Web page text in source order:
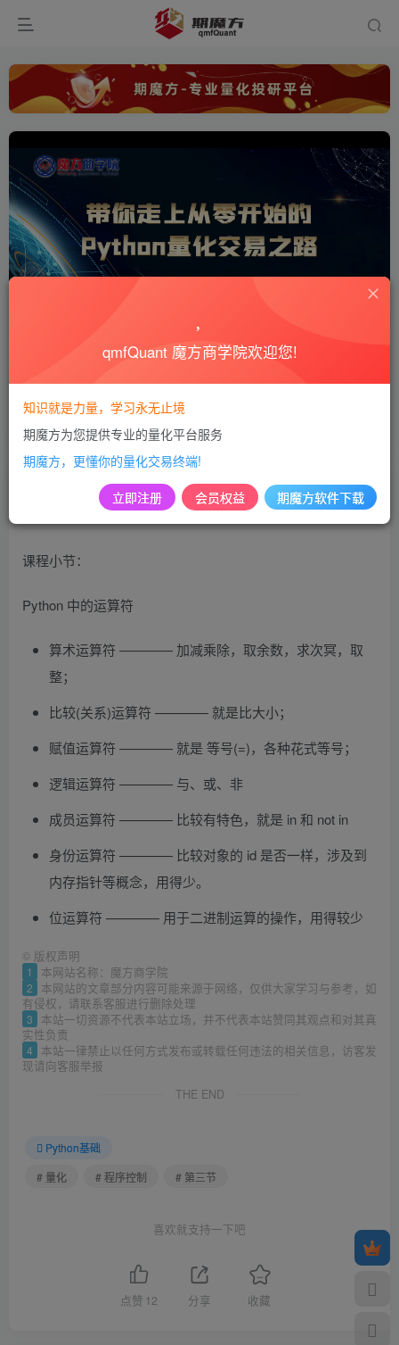
【量化培训】第三节：Python的基本数据类型
和运算符（下）
期魔方站长
2年前更新
关注 私信
课程小节：
Python 中的运算符
算术运算符 ———— 加减乘除，取余数，求次冥，取
整；
比较(关系)运算符 ———— 就是比大小；
赋值运算符 ———— 就是 等号(=)，各种花式等号；
逻辑运算符 ———— 与、或、非
成员运算符 ———— 比较有特色，就是 in 和 not in
身份运算符 ———— 比较对象的 id 是否一样，涉及到
内存指针等概念，用得少。
位运算符 ———— 用于二进制运算的操作，用得较少
© 版权声明
1 本网站名称：魔方商学院
2
本网站的文章部分内容可能来源于网络，仅供大家学习与参考，如
有侵权，请联系客服进行删除处理
3
本站一切资源不代表本站立场，并不代表本站赞同其观点和对其真
实性负责
4
本站一律禁止以任何方式发布或转载任何违法的相关信息，访客发
现请向客服举报
THE END
Python基础
# 量化
# 程序控制 # 第三节
喜欢就支持一下吧
点赞 12 分享 收藏
qmfQuant 魔方商学院欢迎您!
知识就是力量，学习永无止境
期魔方为您提供专业的量化平台服务
期魔方，更懂你的量化交易终端!
立即注册 会员权益 期魔方软件下载